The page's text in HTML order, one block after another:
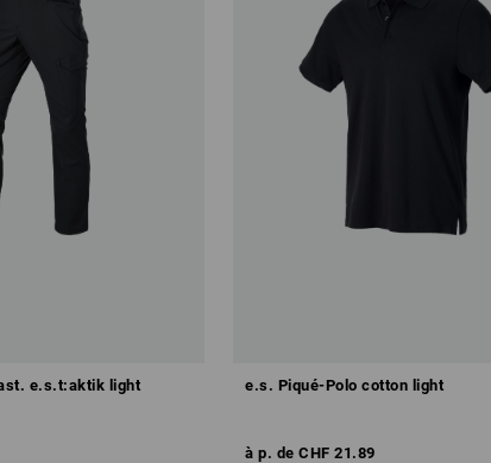
e.s.t:aktik light
e.s. Piqué-Polo cotton light
à p. de CHF 21.89